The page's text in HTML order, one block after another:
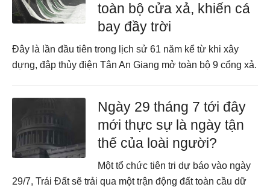
toàn bộ cửa xả, khiến cá
bay đầy trời
Đây là lần đầu tiên trong lịch sử 61 năm kể từ khi xây
dựng, đập thủy điện Tân An Giang mở toàn bộ 9 cổng xả.
Ngày 29 tháng 7 tới đây
mới thực sự là ngày tận
thế của loài người?
Một tổ chức tiên tri dự báo vào ngày
29/7, Trái Đất sẽ trải qua một trận động đất toàn cầu dữ